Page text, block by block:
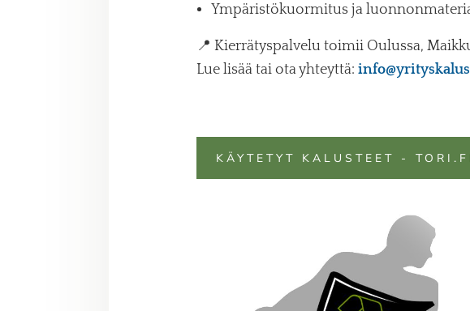
Ympäristökuormitus ja
📍 Kierrätyspalvelu toimii Oulussa,
Lue lisää tai ota yhteyttä:
KÄYTETYT KALUSTEET -